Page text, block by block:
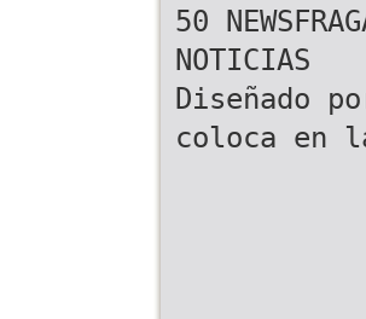
50
NOTICIAS
Diseñado
coloca en